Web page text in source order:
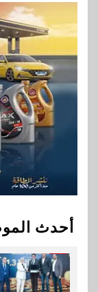
أحدث
9